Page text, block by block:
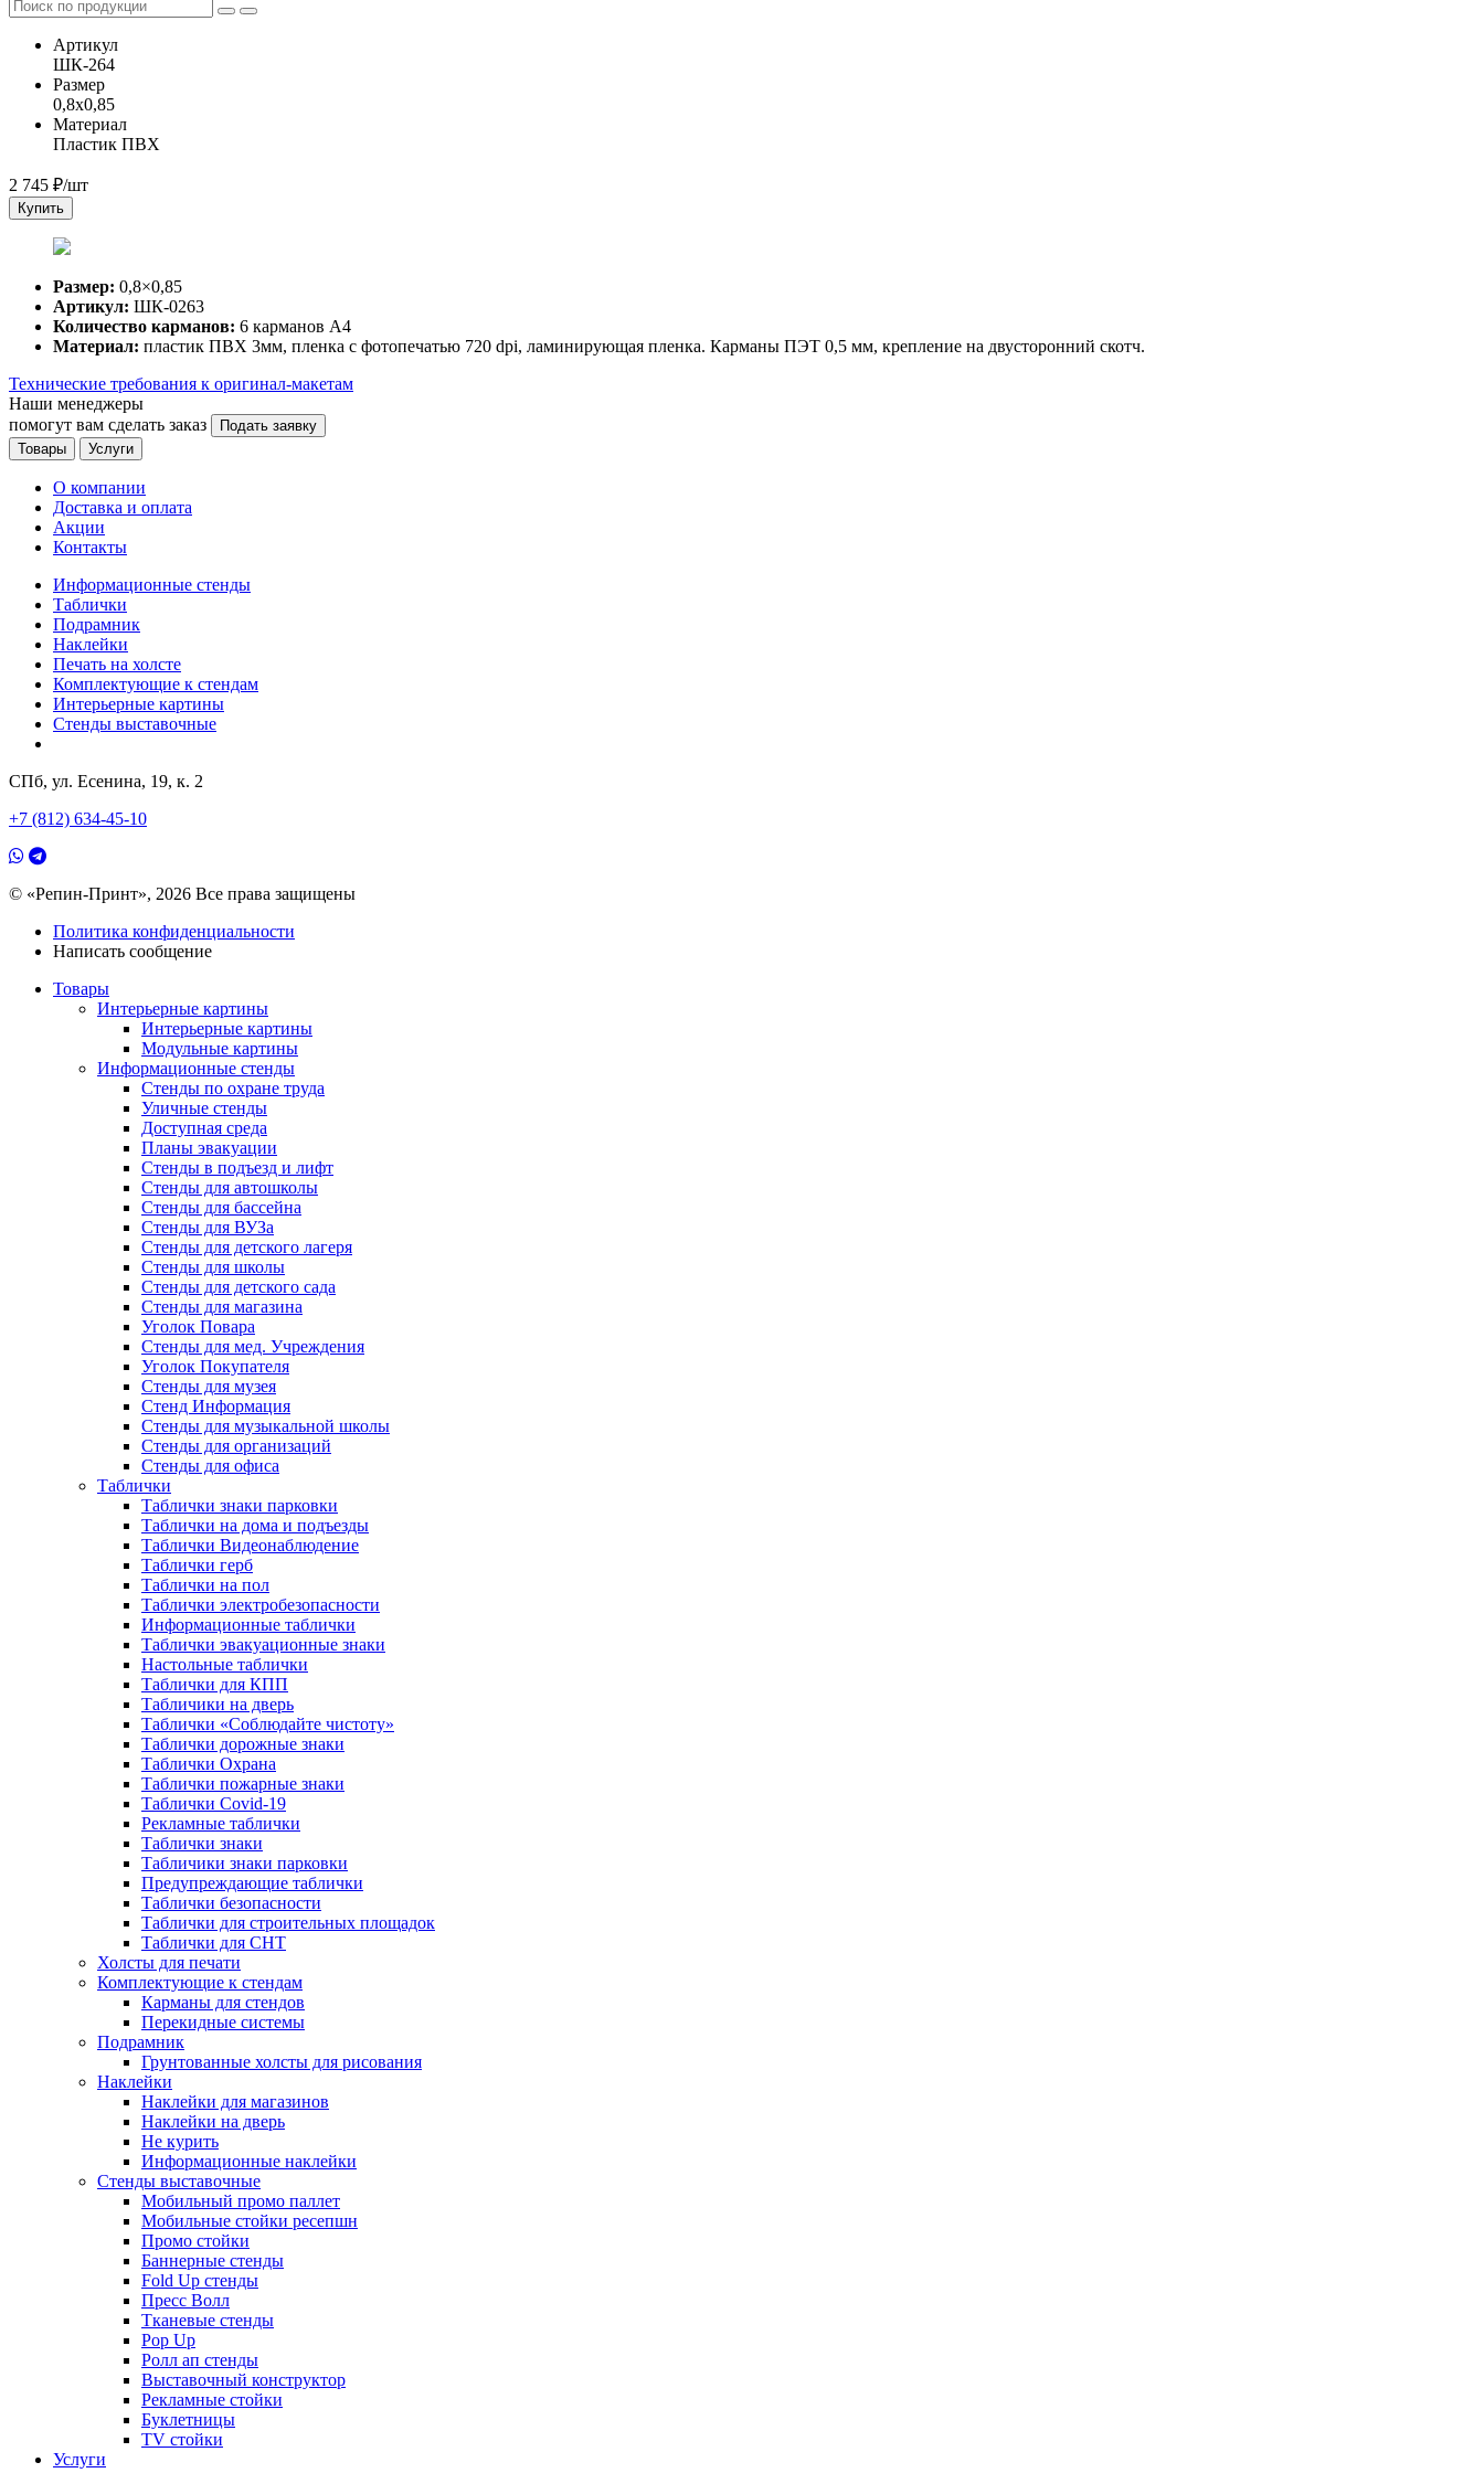
Артикул
ШК-264
Размер
0,8x0,85
Материал
Пластик ПВХ
2 745 ₽/шт
Купить
Размер: 0,8×0,85
Артикул: ШК-0263
Количество карманов: 6 карманов А4
Материал: пластик ПВХ 3мм, пленка с фотопечатью 720 dpi, ламинирующая пленка. Карманы ПЭТ 0,5 мм, крепление на двусторонний скотч.
Технические требования к оригинал-макетам
Наши менеджеры
помогут вам сделать заказ
Подать заявку
Товары
Услуги
О компании
Доставка и оплата
Акции
Контакты
Информационные стенды
Таблички
Подрамник
Наклейки
Печать на холсте
Комплектующие к стендам
Интерьерные картины
Стенды выставочные
СПб, ул. Есенина, 19, к. 2
+7 (812) 634-45-10
© «Репин-Принт», 2026 Все права защищены
Политика конфиденциальности
Написать сообщение
Товары
Интерьерные картины
Интерьерные картины
Модульные картины
Информационные стенды
Стенды по охране труда
Уличные стенды
Доступная среда
Планы эвакуации
Стенды в подъезд и лифт
Стенды для автошколы
Стенды для бассейна
Стенды для ВУЗа
Стенды для детского лагеря
Стенды для школы
Стенды для детского сада
Стенды для магазина
Уголок Повара
Стенды для мед. Учреждения
Уголок Покупателя
Стенды для музея
Стенд Информация
Стенды для музыкальной школы
Стенды для организаций
Стенды для офиса
Таблички
Таблички знаки парковки
Таблички на дома и подъезды
Таблички Видеонаблюдение
Таблички герб
Таблички на пол
Таблички электробезопасности
Информационные таблички
Таблички эвакуационные знаки
Настольные таблички
Таблички для КПП
Табличики на дверь
Таблички «Соблюдайте чистоту»
Таблички дорожные знаки
Таблички Охрана
Таблички пожарные знаки
Таблички Covid-19
Рекламные таблички
Таблички знаки
Табличики знаки парковки
Предупреждающие таблички
Таблички безопасности
Таблички для строительных площадок
Таблички для СНТ
Холсты для печати
Комплектующие к стендам
Карманы для стендов
Перекидные системы
Подрамник
Грунтованные холсты для рисования
Наклейки
Наклейки для магазинов
Наклейки на дверь
Не курить
Информационные наклейки
Стенды выставочные
Мобильный промо паллет
Мобильные стойки ресепшн
Промо стойки
Баннерные стенды
Fold Up стенды
Пресс Волл
Тканевые стенды
Pop Up
Ролл ап стенды
Выставочный конструктор
Рекламные стойки
Буклетницы
TV стойки
Услуги